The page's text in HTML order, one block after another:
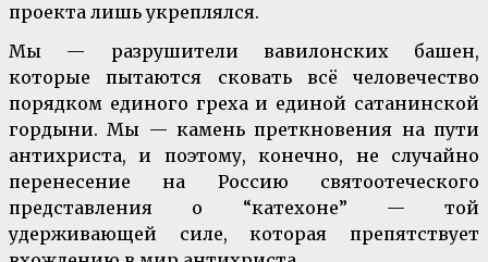
проекта лишь укреплялся.
Мы — разрушители вавилонских башен,
которые пытаются сковать всё человечество
порядком единого греха и единой сатанинской
гордыни. Мы — камень преткновения на пути
антихриста, и поэтому, конечно, не случайно
перенесение на Россию святоотеческого
представления о “катехоне” — той
удерживающей силе, которая препятствует